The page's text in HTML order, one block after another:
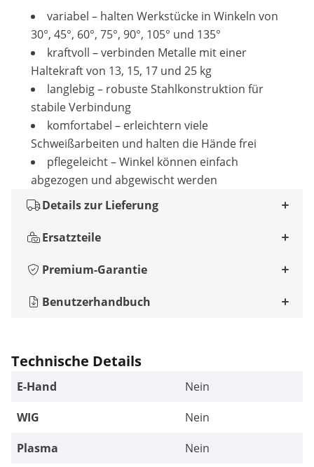
variabel – halten Werkstücke in Winkeln von
30°, 45°, 60°, 75°, 90°, 105° und 135°
kraftvoll – verbinden Metalle mit einer
Haltekraft von 13, 15, 17 und 25 kg
langlebig – robuste Stahlkonstruktion für
stabile Verbindung
komfortabel – erleichtern viele
Schweißarbeiten und halten die Hände frei
pflegeleicht – Winkel können einfach
abgezogen und abgewischt werden
Details zur Lieferung
Ersatzteile
Premium-Garantie
Benutzerhandbuch
Technische Details
E-Hand
Nein
WIG
Nein
Plasma
Nein